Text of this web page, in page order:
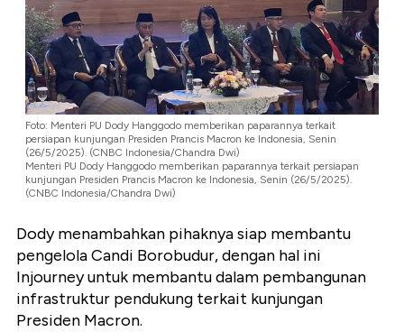
Foto: Menteri PU Dody Hanggodo memberikan paparannya terkait
persiapan kunjungan Presiden Prancis Macron ke Indonesia, Senin
(26/5/2025). (CNBC Indonesia/Chandra Dwi)
Menteri PU Dody Hanggodo memberikan paparannya terkait persiapan
kunjungan Presiden Prancis Macron ke Indonesia, Senin (26/5/2025).
(CNBC Indonesia/Chandra Dwi)
Dody menambahkan pihaknya siap membantu
pengelola Candi Borobudur, dengan hal ini
Injourney untuk membantu dalam pembangunan
infrastruktur pendukung terkait kunjungan
Presiden Macron.